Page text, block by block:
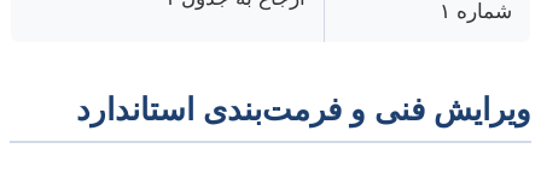
شماره ۱
ویرایش فنی و فرمت‌بندی استاندارد